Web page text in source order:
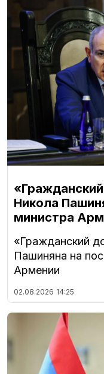
Никола
министра
«Гражданский
Пашиняна на
Армении
02.08.2026 14:25